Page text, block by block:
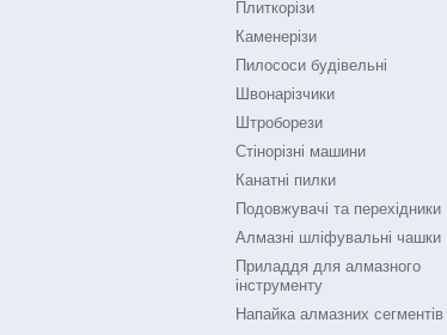
Плиткорізи
Каменерізи
Пилососи будівельні
Швонарізчики
Штроборези
Стінорізні машини
Канатні пилки
Подовжувачі та перехідники
Алмазні шліфувальні чашки
Приладдя для алмазного
інструменту
Напайка алмазних сегментів